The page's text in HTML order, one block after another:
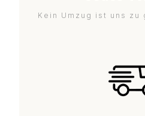
Kein Umzug ist uns zu